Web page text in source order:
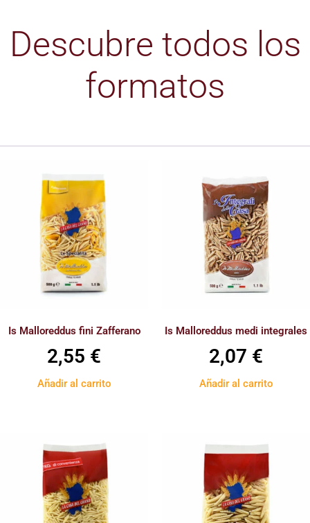
Descubre todos los
formatos
Is Malloreddus fini Zafferano
2,55 €
Añadir al carrito
Is Malloreddus medi integrales
2,07 €
Añadir al carrito